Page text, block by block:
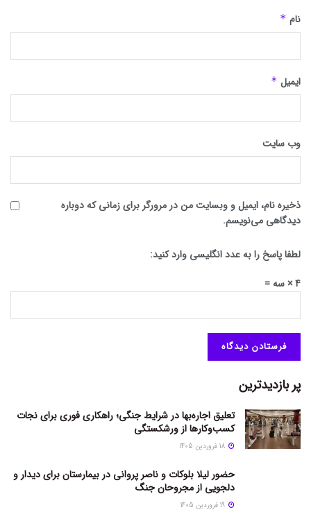
نام *
ایمیل *
وب‌ سایت
ذخیره نام، ایمیل و وبسایت من در مرورگر برای زمانی که دوباره
دیدگاهی می‌نویسم.
لطفا پاسخ را به عدد انگلیسی وارد کنید:
4 × سه =
پر بازدیدترین
تعلیق اجاره‌بها در شرایط جنگی؛ راهکاری فوری برای نجات
کسب‌وکارها از ورشکستگی
حضور لیلا بلوکات و ناصر پروانی در بیمارستان برای دیدار و
دلجویی از مجروحان جنگ